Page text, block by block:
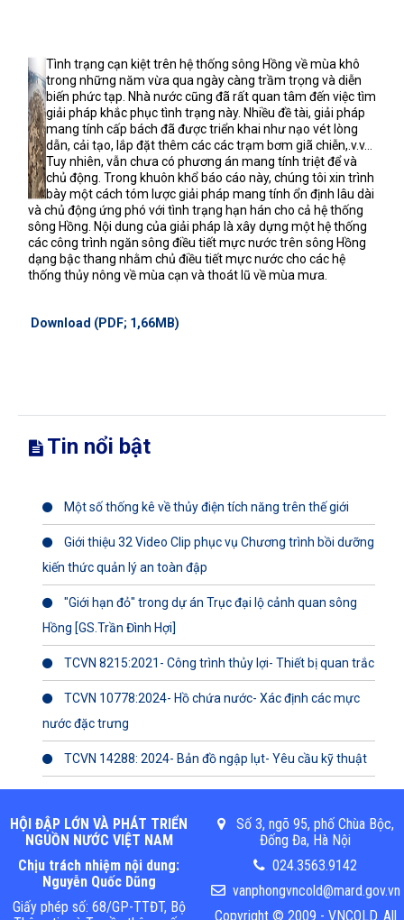
Tình trạng cạn kiệt trên hệ thống sông Hồng về mùa khô
trong những năm vừa qua ngày càng trầm trọng và diễn
biến phức tạp. Nhà nước cũng đã rất quan tâm đến việc tìm
giải pháp khắc phục tình trạng này. Nhiều đề tài, giải pháp
mang tính cấp bách đã được triển khai như nạo vét lòng
dẫn, cải tạo, lắp đặt thêm các các trạm bơm giã chiễn,.v.v…
Tuy nhiên, vẫn chưa có phương án mang tính triệt để và
chủ động. Trong khuôn khổ báo cáo này, chúng tôi xin trình
bày một cách tóm lược giải pháp mang tính ổn định lâu dài
và chủ động ứng phó với tình trạng hạn hán cho cả hệ thống
sông Hồng. Nội dung của giải pháp là xây dựng một hệ thống
các công trình ngăn sông điều tiết mực nước trên sông Hồng
dạng bậc thang nhằm chủ điều tiết mực nước cho các hệ
thống thủy nông về mùa cạn và thoát lũ về mùa mưa.
Download (PDF; 1,66MB)
Tin nổi bật
Một số thống kê về thủy điện tích năng trên thế giới
Giới thiệu 32 Video Clip phục vụ Chương trình bồi dưỡng
kiến thức quản lý an toàn đập
"Giới hạn đỏ" trong dự án Trục đại lộ cảnh quan sông
Hồng [GS.Trần Đình Hợi]
TCVN 8215:2021- Công trình thủy lợi- Thiết bị quan trắc
TCVN 10778:2024- Hồ chứa nước- Xác định các mực
nước đặc trưng
TCVN 14288: 2024- Bản đồ ngập lụt- Yêu cầu kỹ thuật
HỘI ĐẬP LỚN VÀ PHÁT TRIỂN
NGUỒN NƯỚC VIỆT NAM
Chịu trách nhiệm nội dung:
Nguyễn Quốc Dũng
Giấy phép số: 68/GP-TTĐT, Bộ
Số 3, ngõ 95, phố Chùa Bộc,
Đống Đa, Hà Nội
024.3563.9142
vanphongvncold@mard.gov.vn
Copyright © 2009 - VNCOLD. All